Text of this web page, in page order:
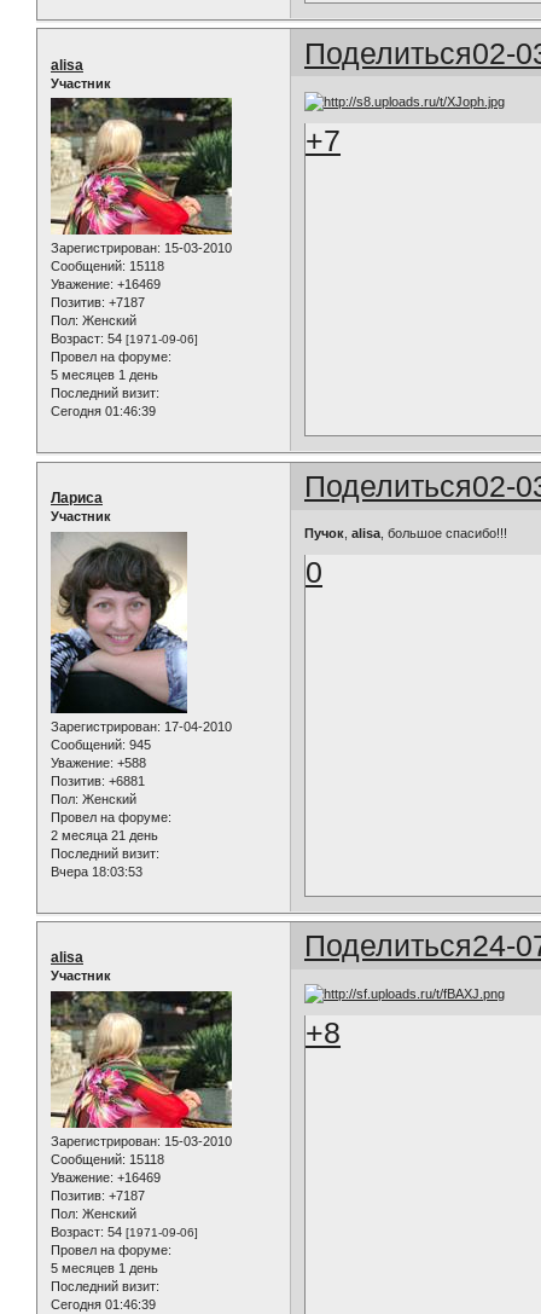
Поделиться02-
alisa
Участник
Зарегистрирован: 15-03-2010
Сообщений: 15118
Уважение: +16469
Позитив: +7187
Пол: Женский
Возраст: 54 [1971-09-06]
Провел на форуме:
5 месяцев 1 день
Последний визит:
Сегодня 01:46:39
+7
Поделиться02-
Лариса
Участник
Зарегистрирован: 17-04-2010
Сообщений: 945
Уважение: +588
Позитив: +6881
Пол: Женский
Провел на форуме:
2 месяца 21 день
Последний визит:
Вчера 18:03:53
Пучок ,alisa , большое спасибо!!!
0
Поделиться24-
alisa
Участник
Зарегистрирован: 15-03-2010
Сообщений: 15118
Уважение: +16469
Позитив: +7187
Пол: Женский
Возраст: 54 [1971-09-06]
Провел на форуме:
5 месяцев 1 день
Последний визит:
Сегодня 01:46:39
+8